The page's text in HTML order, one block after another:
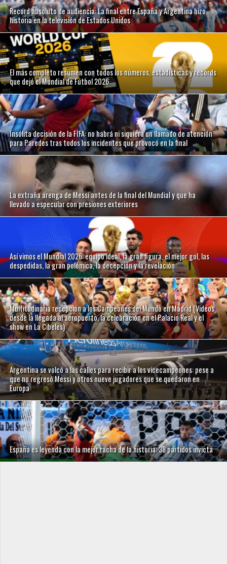
Record absoluto de audiencia: La final entre España y Argentina hizo
historia en la televisión de Estados Unidos
El más completo resumen con todos los números, estadísticas y records
que dejó el Mundial de Fútbol 2026
Insólita decisión de la FIFA: no habrá ni siquiera un llamado de atención
para Paredes tras todos los incidentes que provocó en la final
La extraña arenga de Messi antes de la final del Mundial y que ha
llevado a especular con presiones exteriores
Así vimos el Mundial 2026: equipo ideal, la gran figura, el mejor gol, las
despedidas, la gran polémica, la decepción y la revelación
Multitudinaria recepción a los Campeones del Mundo en Madrid (Videos
desde la llegada al aeropuerto, la celebración en el Palacio Real y el
show en La Cibeles)
Argentina se volcó a las calles para recibir a los vicecampeones: pese a
que no regresó Messi y otros nueve jugadores que se quedaron en
Europa
España es leyenda con la mejor racha de la historia: 38 partidos invicta